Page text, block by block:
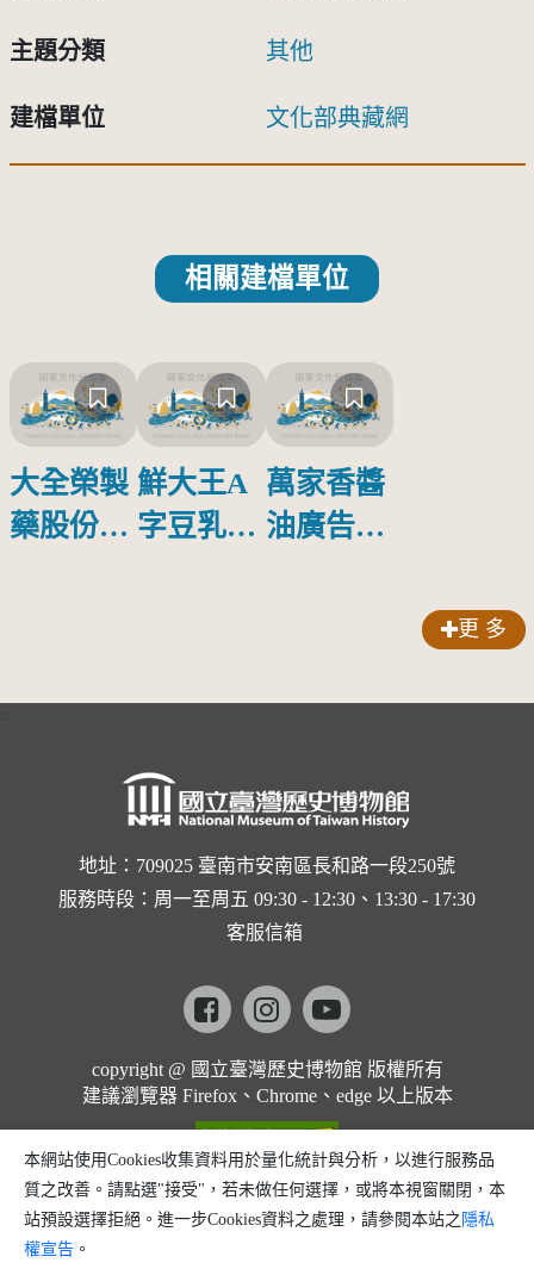
主題分類 其他
建檔單位 文化部典藏網
相關建檔單位
大全榮製
藥股份有
鮮大王A
字豆乳罐
萬家香醬
油廣告塑
更 多
地址：709025 臺南市安南區長和路一段250號
服務時段：周一至周五 09:30 - 12:30、13:30 - 17:30
客服信箱
Facebookinstagramyoutube
copyright @ 國立臺灣歷史博物館 版權所有
建議瀏覽器 Firefox、Chrome、edge 以上版本
本網站使用Cookies收集資料用於量化統計與分析，以進行服務品
質之改善。請點選"接受"，若未做任何選擇，或將本視窗關閉，本
站預設選擇拒絕。進一步Cookies資料之處理，請參閱本站之 隱私
權宣告 。